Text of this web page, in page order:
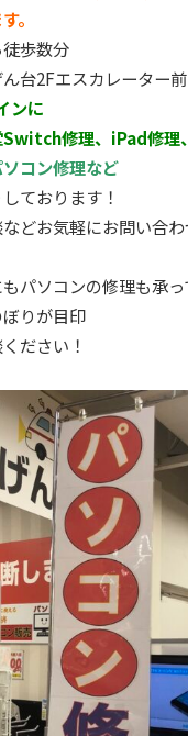
。
歩数分
台2Fエスカレーター前
ンに
修理、iPad修理
コン修理など
ております！
どお気軽にお問い合わ
パソコンの修理も承っ
ぼりが目印
ださい！